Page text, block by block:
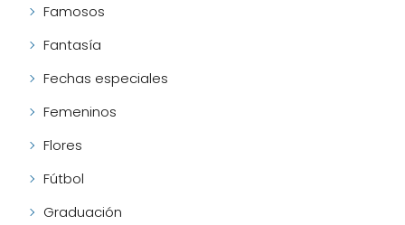
Famosos
Fantasía
Fechas especiales
Femeninos
Flores
Fútbol
Graduación